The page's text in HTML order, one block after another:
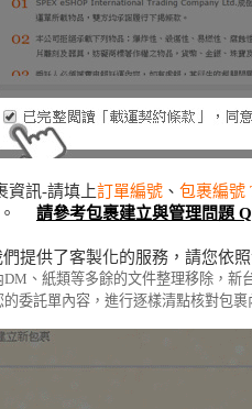
資訊-請填上訂單編號 、 包裹編號
。 請參考包裹建立與管理問題
提供了客製化的服務，請您依
DM、紙類等多餘的文件整理移除，新
的委託單內容，進行逐樣清點核對包裹